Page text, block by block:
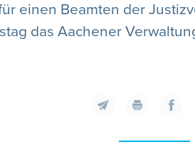
einen Beamten der
das Aachener